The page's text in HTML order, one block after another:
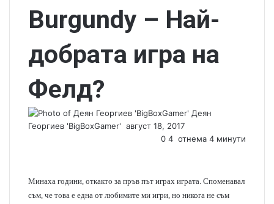
Burgundy – Най-
добрата игра на
Фелд?
Деян
Георгиев 'BigBoxGamer' S
август 18, 2017
0 4 отнема 4 минути
Минаха години, откакто за пръв път играх играта. Споменавал
съм, че това е една от любимите ми игри, но никога не съм